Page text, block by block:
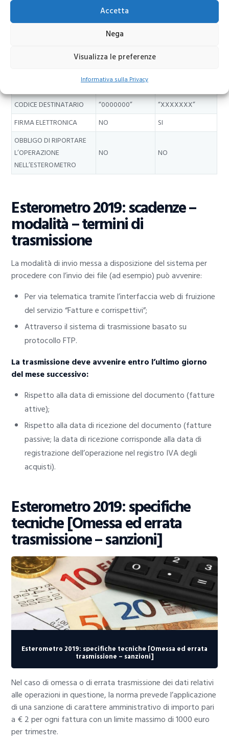
Accetta
Nega
Visualizza le preferenze
Informativa sulla Privacy
Entrate.
Non residenti,
non stabiliti
CODICE DESTINATARIO
“0000000”
“XXXXXXX”
FIRMA ELETTRONICA
NO
SI
OBBLIGO DI RIPORTARE
L’OPERAZIONE
NELL’ESTEROMETRO
NO NO
Esterometro 2019: scadenze –
modalità – termini di
trasmissione
La modalità di invio messa a disposizione del sistema per
procedere con l’invio dei file (ad esempio) può avvenire:
Per via telematica tramite l’interfaccia web di fruizione
del servizio “Fatture e corrispettivi”;
Attraverso il sistema di trasmissione basato su
protocollo FTP.
La trasmissione deve avvenire entro l’ultimo giorno
del mese successivo:
Rispetto alla data di emissione del documento (fatture
attive);
Rispetto alla data di ricezione del documento (fatture
passive; la data di ricezione corrisponde alla data di
registrazione dell’operazione nel registro IVA degli
acquisti).
Esterometro 2019: specifiche
tecniche [Omessa ed errata
trasmissione – sanzioni]
Esterometro 2019: specifiche tecniche [Omessa ed errata
trasmissione – sanzioni]
Nel caso di omessa o di errata trasmissione dei dati relativi
alle operazioni in questione, la norma prevede l’applicazione
di una sanzione di carattere amministrativo di importo pari
a € 2 per ogni fattura con un limite massimo di 1000 euro
per trimestre.